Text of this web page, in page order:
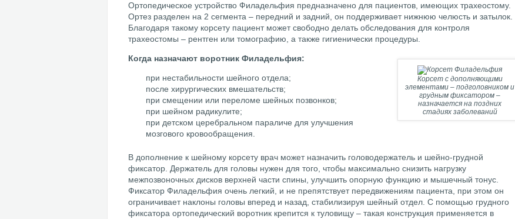
Ортопедическое устройство Филадельфия предназначено для пациентов, имеющих трахеостому.
Ортез разделен на 2 сегмента – передний и задний, он поддерживает нижнюю челюсть и затылок.
Благодаря такому корсету пациент может свободно делать обследования для контроля
трахеостомы – рентген или томографию, а также гигиенически процедуры.
Корсет с дополняющими
элементами – подголовником и
грудным фиксатором –
назначается на поздних
стадиях заболеваний
Когда назначают воротник Филадельфия:
при нестабильности шейного отдела;
после хирургических вмешательств;
при смещении или переломе шейных позвонков;
при шейном радикулите;
при детском церебральном параличе для улучшения
мозгового кровообращения.
В дополнение к шейному корсету врач может назначить головодержатель и шейно-грудной
фиксатор. Держатель для головы нужен для того, чтобы максимально снизить нагрузку
межпозвоночных дисков верхней части спины, улучшить опорную функцию и мышечный тонус.
Фиксатор Филадельфия очень легкий, и не препятствует передвижениям пациента, при этом он
ограничивает наклоны головы вперед и назад, стабилизируя шейный отдел. С помощью грудного
фиксатора ортопедический воротник крепится к туловищу – такая конструкция применяется в